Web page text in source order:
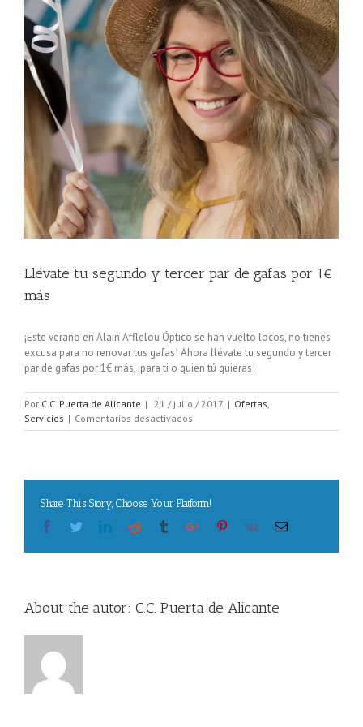
Llévate tu segundo y tercer par de gafas por 1€
más
¡Este verano en Alain Afflelou Óptico se han vuelto locos, no tienes
excusa para no renovar tus gafas! Ahora llévate tu segundo y tercer
par de gafas por 1€ más, ¡para ti o quien tú quieras!
Por C.C. Puerta de Alicante | 21 / julio / 2017 | Ofertas
Servicios | Comentarios desactivados
Llévate
par
gafas
Share This Story, Choose Your Platform!
FacebookTwitterLinkedinReddit TumblrGoogle+Pinterest
Vk Email
About the autor: C.C. Puerta de Alicante